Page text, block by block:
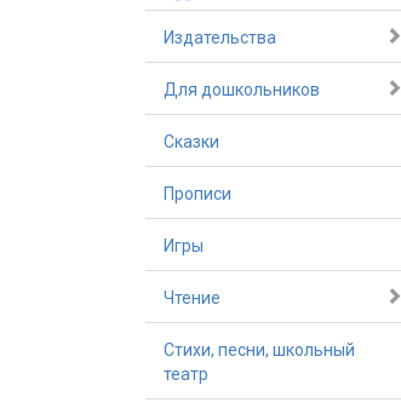
Издательства
Для дошкольников
Сказки
Прописи
Игры
Чтение
Стихи, песни, школьный
театр